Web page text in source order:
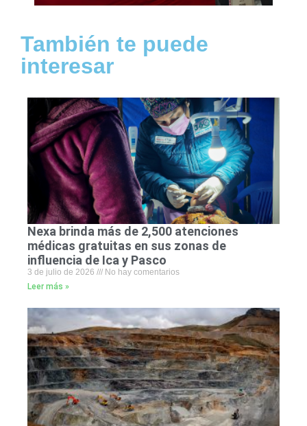
También te puede
interesar
Nexa brinda más de 2,500 atenciones
médicas gratuitas en sus zonas de
influencia de Ica y Pasco
3 de julio de 2026
No hay comentarios
Leer más »